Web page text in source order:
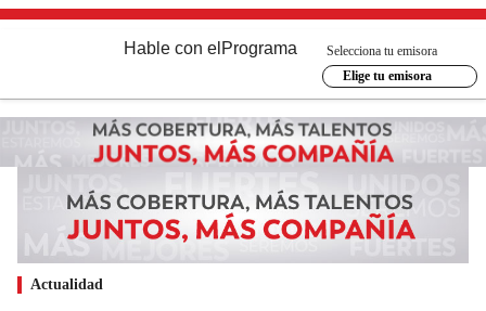
Hable con el Programa
Selecciona tu emisora
Elige tu emisora
Actualidad